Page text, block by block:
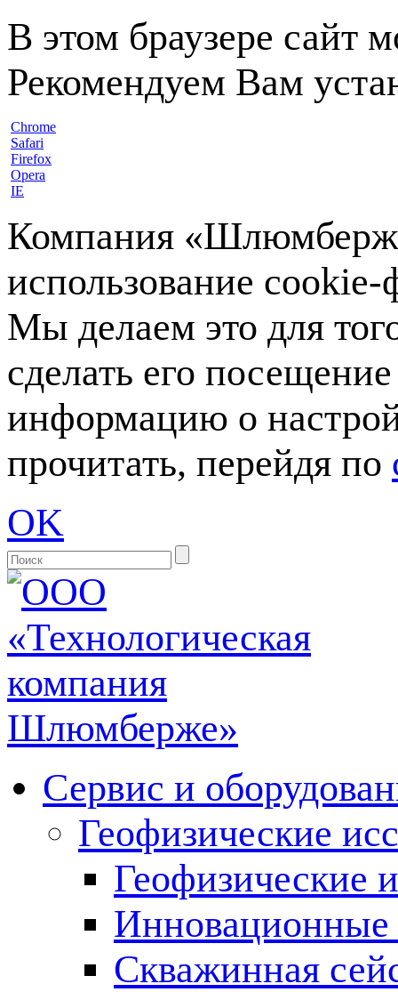
В этом браузере сайт
Рекомендуем Вам
Chrome
Safari
Firefox
Opera
IE
Компания
использование
Мы делаем это для
сделать его
информацию о
прочитать, перейдя по
OK
Сервис и
Геофизические
Геофизические
Инновационные
Скважинная